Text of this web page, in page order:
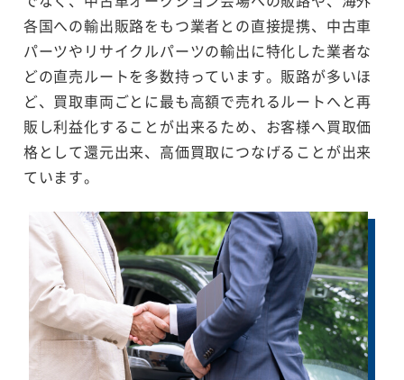
各国への輸出販路をもつ業者との直接提携、中古車
パーツやリサイクルパーツの輸出に特化した業者な
どの直売ルートを多数持っています。販路が多いほ
ど、買取車両ごとに最も高額で売れるルートへと再
販し利益化することが出来るため、お客様へ買取価
格として還元出来、高価買取につなげることが出来
ています。